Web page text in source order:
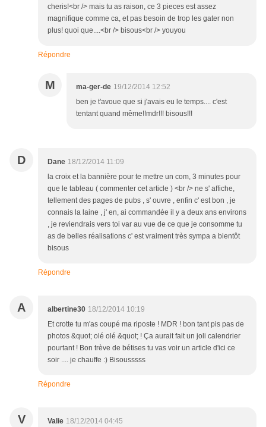
cheris!<br /> mais tu as raison, ce 3 pieces est assez
magnifique comme ca, et pas besoin de trop les gater non
plus! quoi que....<br /> bisous<br /> youyou
Répondre
M ma-ger-de 19/12/2014 12:52
ben je t'avoue que si j'avais eu le temps.... c'est
tentant quand même!!mdr!!! bisous!!!
D Dane 18/12/2014 11:09
la croix et la bannière pour te mettre un com, 3 minutes pour
que le tableau ( commenter cet article ) <br /> ne s' affiche,
tellement des pages de pubs , s' ouvre , enfin c' est bon , je
connais la laine , j' en, ai commandée il y a deux ans environs
, je reviendrais vers toi var au vue de ce que je consomme tu
as de belles réalisations c' est vraiment très sympa a bientôt
bisous
Répondre
A albertine30 18/12/2014 10:19
Et crotte tu m'as coupé ma riposte ! MDR ! bon tant pis pas de
photos &quot; olé olé &quot; ! Ça aurait fait un joli calendrier
pourtant ! Bon trève de bétises tu vas voir un article d'ici ce
soir .... je chauffe :) Bisousssss
Répondre
V Valie 18/12/2014 04:45